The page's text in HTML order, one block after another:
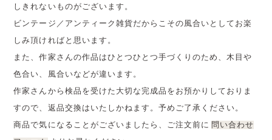
しきれないものがございます。
ビンテージ／アンティーク雑貨だからこその風合いとしてお楽
しみ頂ければと思います。
また、作家さんの作品はひとつひとつ手づくりのため、木目や
色合い、風合いなどが違います。
作家さんから検品を受けた大切な完成品をお預かりしておりま
すので、返品交換はいたしかねます。予めご了承ください。
商品で気になることがございましたら、ご注文前に 問い合わせ